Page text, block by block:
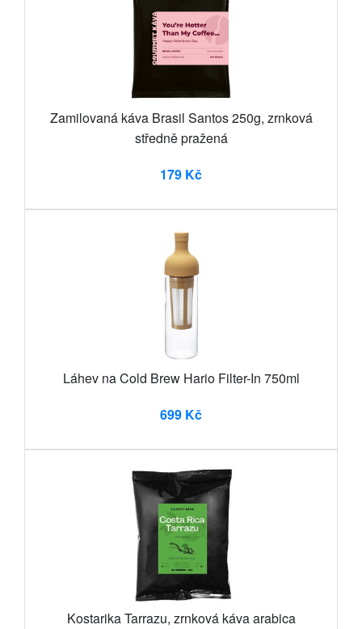
Zamilovaná káva Brasil Santos 250g, zrnková
středně pražená
179 Kč
Láhev na Cold Brew Hario Filter-In 750ml
699 Kč
Kostarika Tarrazu, zrnková káva arabica